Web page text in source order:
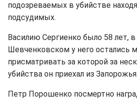
подозреваемых в убийстве
подсудимых.
Василию Сергиенко было 58 лет,
Шевченковском у него остались
присматривать за которой за
убийства он приехал из Запорожья.
Петр Порошенко посмертно